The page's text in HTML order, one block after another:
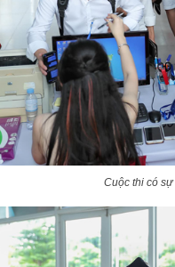
Cuộc thi có